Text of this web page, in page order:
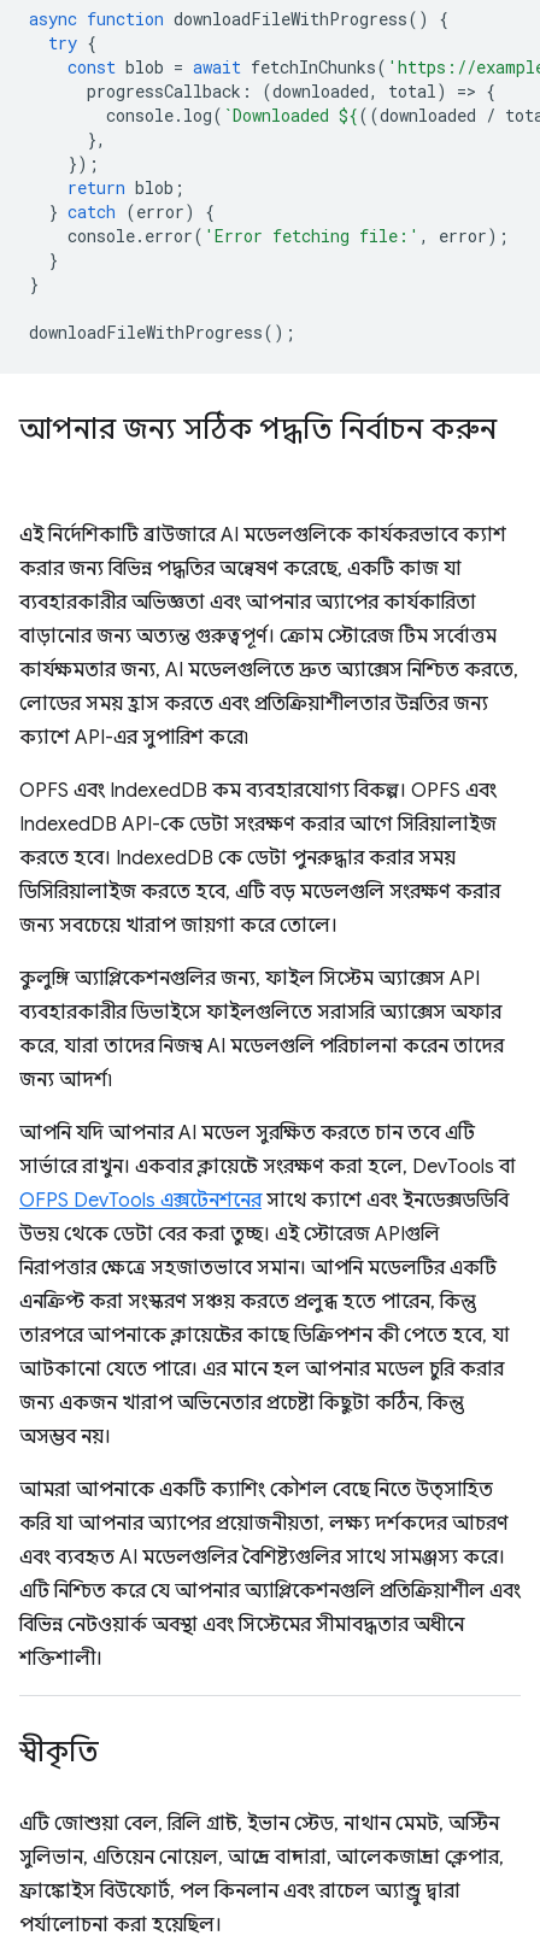
async function downloadFileWithProgress()
{
try {
const blob = await fetchInChunks( 'https://
progressCallback : (downloaded, total) => {
console. log( `Downloaded ${((downloaded /
},
});
return blob ;
} catch (error)
{
console. error( 'Error fetching file:' , error);
}
}
downloadFileWithProgress();
আপনার জন্য সঠিক পদ্ধতি নির্বাচন করুন
এই নির্দেশিকাটি ব্রাউজারে AI মডেলগুলিকে কার্যকরভাবে ক্যাশ
করার জন্য বিভিন্ন পদ্ধতির অন্বেষণ করেছে, একটি কাজ যা
ব্যবহারকারীর অভিজ্ঞতা এবং আপনার অ্যাপের কার্যকারিতা
বাড়ানোর জন্য অত্যন্ত গুরুত্বপূর্ণ। ক্রোম স্টোরেজ টিম সর্বোত্তম
কার্যক্ষমতার জন্য, AI মডেলগুলিতে দ্রুত অ্যাক্সেস নিশ্চিত করতে,
লোডের সময় হ্রাস করতে এবং প্রতিক্রিয়াশীলতার উন্নতির জন্য
ক্যাশে API-এর সুপারিশ করে৷
OPFS এবং IndexedDB কম ব্যবহারযোগ্য বিকল্প। OPFS এবং
IndexedDB API-কে ডেটা সংরক্ষণ করার আগে সিরিয়ালাইজ
করতে হবে। IndexedDB কে ডেটা পুনরুদ্ধার করার সময়
ডিসিরিয়ালাইজ করতে হবে, এটি বড় মডেলগুলি সংরক্ষণ করার
জন্য সবচেয়ে খারাপ জায়গা করে তোলে।
কুলুঙ্গি অ্যাপ্লিকেশনগুলির জন্য, ফাইল সিস্টেম অ্যাক্সেস API
ব্যবহারকারীর ডিভাইসে ফাইলগুলিতে সরাসরি অ্যাক্সেস অফার
করে, যারা তাদের নিজস্ব AI মডেলগুলি পরিচালনা করেন তাদের
জন্য আদর্শ৷
আপনি যদি আপনার AI মডেল সুরক্ষিত করতে চান তবে এটি
সার্ভারে রাখুন। একবার ক্লায়েন্টে সংরক্ষণ করা হলে, DevTools বা
OFPS DevTools এক্সটেনশনেরসাথে ক্যাশে এবং ইনডেক্সডডিবি
উভয় থেকে ডেটা বের করা তুচ্ছ। এই স্টোরেজ APIগুলি
নিরাপত্তার ক্ষেত্রে সহজাতভাবে সমান। আপনি মডেলটির একটি
এনক্রিপ্ট করা সংস্করণ সঞ্চয় করতে প্রলুব্ধ হতে পারেন, কিন্তু
তারপরে আপনাকে ক্লায়েন্টের কাছে ডিক্রিপশন কী পেতে হবে, যা
আটকানো যেতে পারে। এর মানে হল আপনার মডেল চুরি করার
জন্য একজন খারাপ অভিনেতার প্রচেষ্টা কিছুটা কঠিন, কিন্তু
অসম্ভব নয়।
আমরা আপনাকে একটি ক্যাশিং কৌশল বেছে নিতে উত্সাহিত
করি যা আপনার অ্যাপের প্রয়োজনীয়তা, লক্ষ্য দর্শকদের আচরণ
এবং ব্যবহৃত AI মডেলগুলির বৈশিষ্ট্যগুলির সাথে সামঞ্জস্য করে।
এটি নিশ্চিত করে যে আপনার অ্যাপ্লিকেশনগুলি প্রতিক্রিয়াশীল এবং
বিভিন্ন নেটওয়ার্ক অবস্থা এবং সিস্টেমের সীমাবদ্ধতার অধীনে
শক্তিশালী।
স্বীকৃতি
এটি জোশুয়া বেল, রিলি গ্রান্ট, ইভান স্টেড, নাথান মেমট, অস্টিন
সুলিভান, এতিয়েন নোয়েল, আন্দ্রে বান্দারা, আলেকজান্দ্রা ক্লেপার,
ফ্রাঙ্কোইস বিউফোর্ট, পল কিনলান এবং রাচেল অ্যান্ড্রু দ্বারা
পর্যালোচনা করা হয়েছিল।